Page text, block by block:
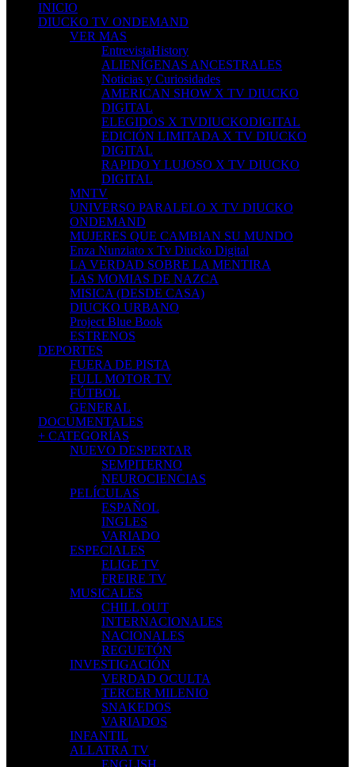
INICIO
DIUCKO TV ONDEMAND
VER MAS
EntrevistaHistory
ALIENÍGENAS ANCESTRALES
Noticias y Curiosidades
AMERICAN SHOW X TV DIUCKO
DIGITAL
ELEGIDOS X TVDIUCKODIGITAL
EDICIÓN LIMITADA X TV DIUCKO
DIGITAL
RAPIDO Y LUJOSO X TV DIUCKO
DIGITAL
MNTV
UNIVERSO PARALELO X TV DIUCKO
ONDEMAND
MUJERES QUE CAMBIAN SU MUNDO
Enza Nunziato x Tv Diucko Digital
LA VERDAD SOBRE LA MENTIRA
LAS MOMIAS DE NAZCA
MISICA (DESDE CASA)
DIUCKO URBANO
Project Blue Book
ESTRENOS
DEPORTES
FUERA DE PISTA
FULL MOTOR TV
FÚTBOL
GENERAL
DOCUMENTALES
+ CATEGORÍAS
NUEVO DESPERTAR
SEMPITERNO
NEUROCIENCIAS
PELÍCULAS
ESPAÑOL
INGLES
VARIADO
ESPECIALES
ELIGE TV
FREIRE TV
MUSICALES
CHILL OUT
INTERNACIONALES
NACIONALES
REGUETÓN
INVESTIGACIÓN
VERDAD OCULTA
TERCER MILENIO
SNAKEDOS
VARIADOS
INFANTIL
ALLATRA TV